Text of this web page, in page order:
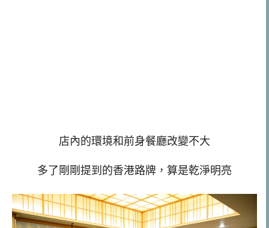
店內的環境和前身餐廳改變不大
多了剛剛提到的香港路牌，算是乾淨明亮